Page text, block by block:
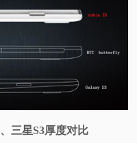
三星S3厚度对比